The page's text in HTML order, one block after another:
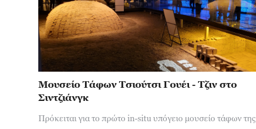
Μουσείο Τάφων Τσιούτσι Γουέι - Τζιν στο
Σιντζιάνγκ
Πρόκειται για το πρώτο in-situ υπόγειο μουσείο τάφων της